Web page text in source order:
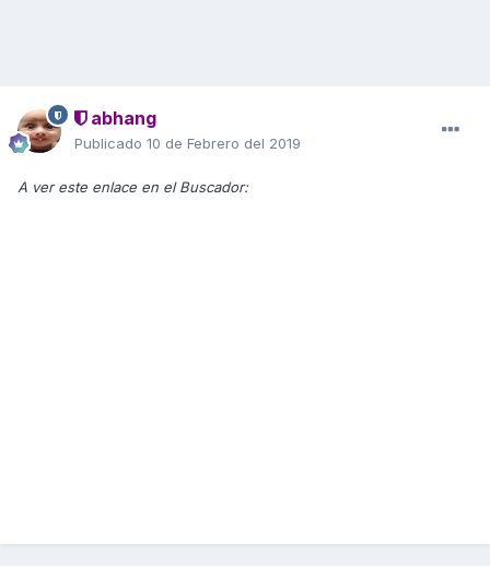
abhang
Publicado 10 de Febrero del 2019
A ver este enlace en el Buscador: